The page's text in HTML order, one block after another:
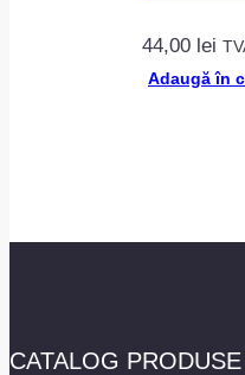
44,00 lei
Adaugă în
CATALOG PRODUSE